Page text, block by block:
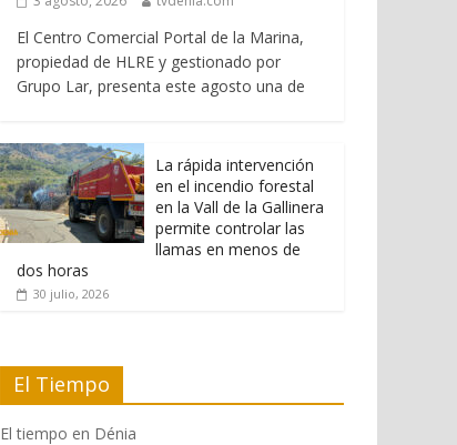
El Centro Comercial Portal de la Marina,
propiedad de HLRE y gestionado por
Grupo Lar, presenta este agosto una de
La rápida intervención
en el incendio forestal
en la Vall de la Gallinera
permite controlar las
llamas en menos de
dos horas
30 julio, 2026
El Tiempo
El tiempo en Dénia